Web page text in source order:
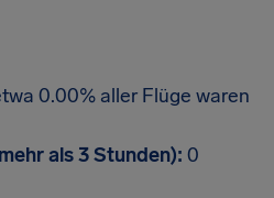
0.00% aller Flüge waren
als 3 Stunden): 0